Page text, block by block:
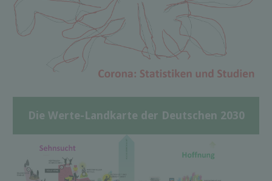
Die Werte-Landkarte der Deutschen 2030